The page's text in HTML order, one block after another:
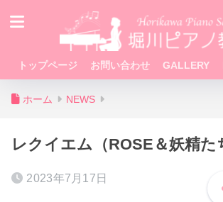
トップページ お問い合わせ GALLERY
ホーム NEWS
レクイエム（ROSE＆妖精た
2023年7月17日